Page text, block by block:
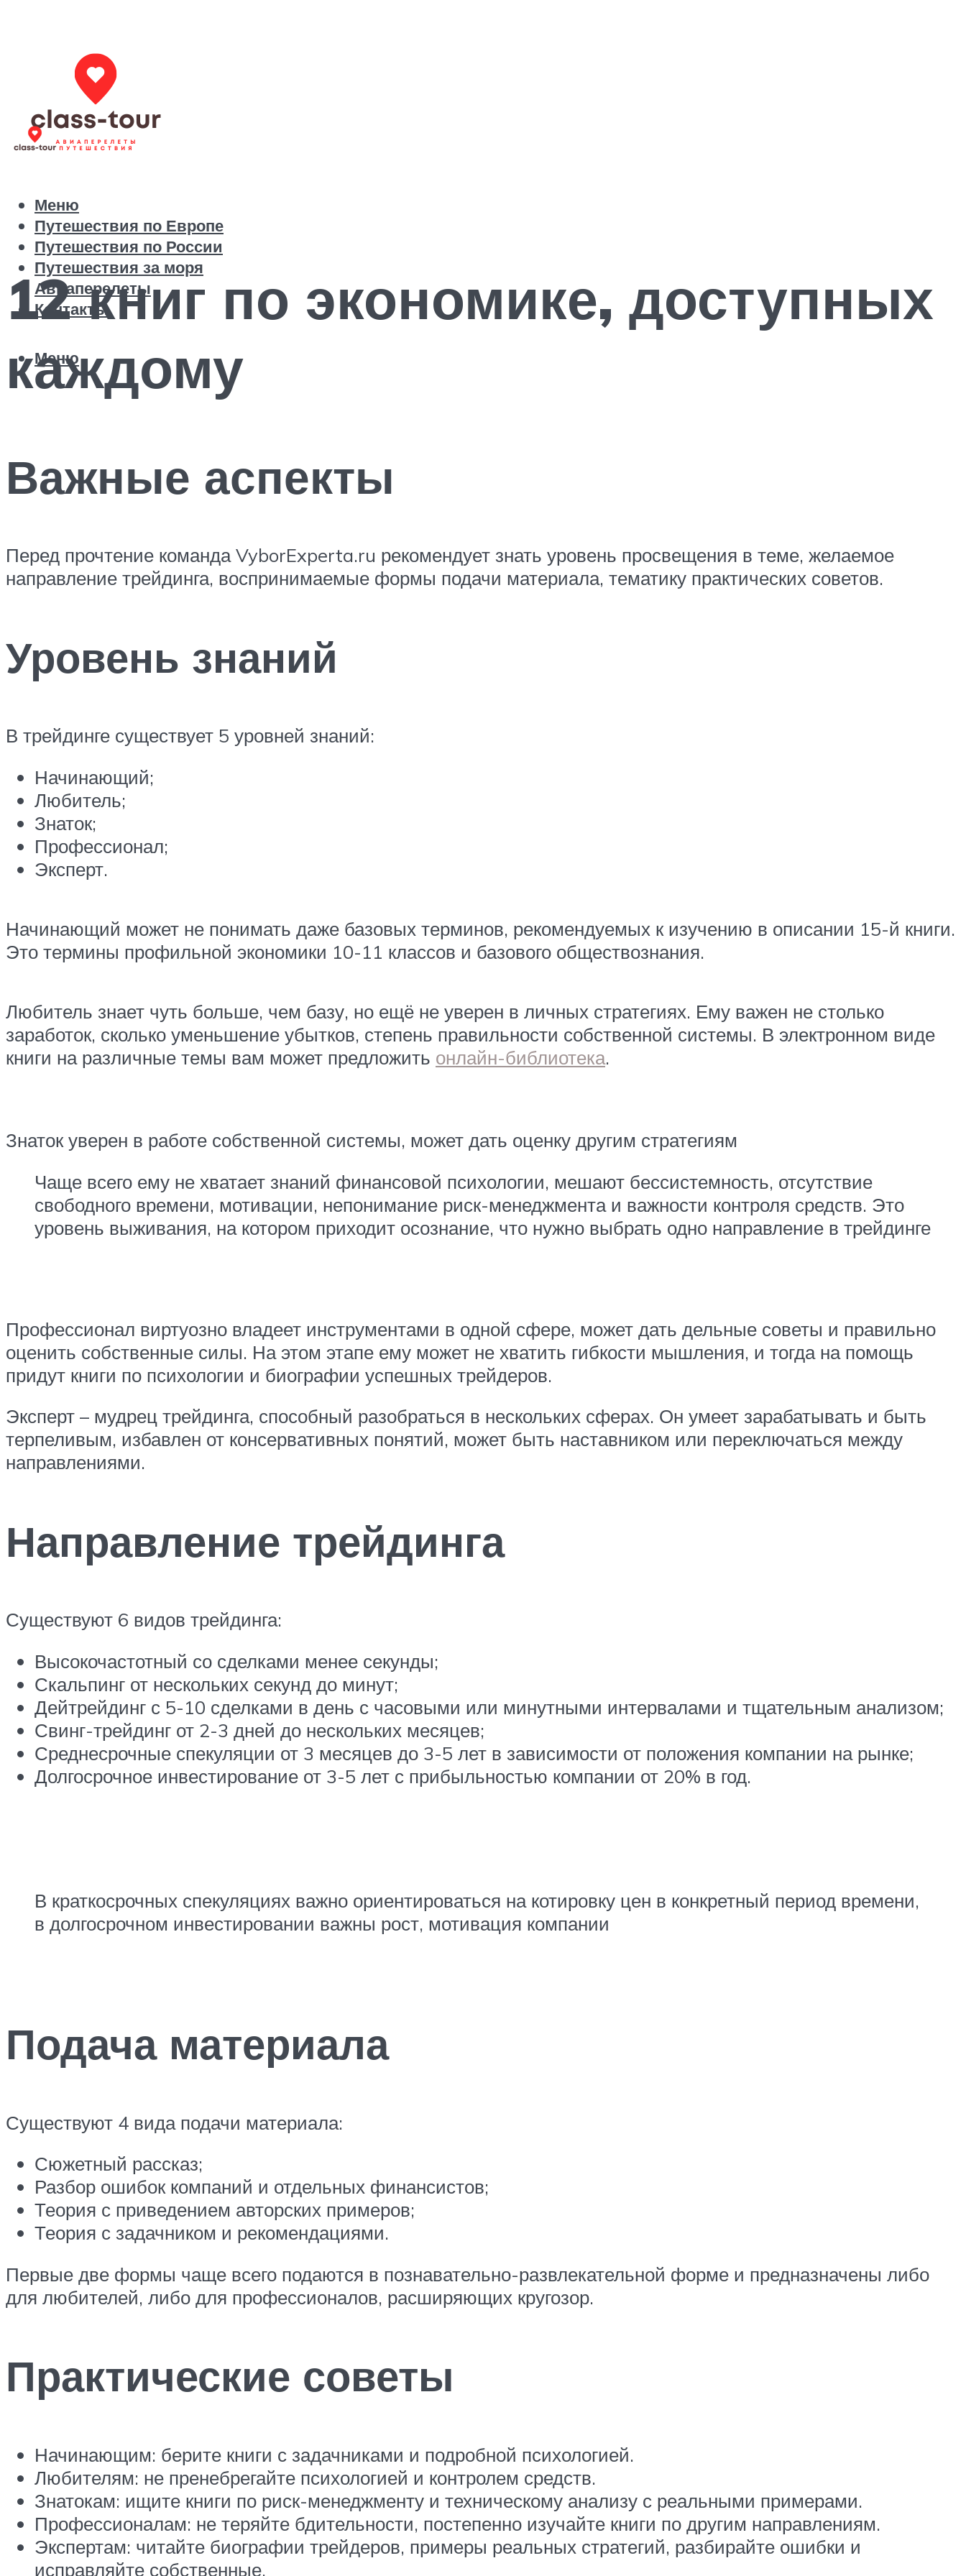
Путешествия по Европе
Путешествия по России
Путешествия за моря
Авиаперелеты
Контакты
Меню
Меню
12 книг по экономике, доступных
каждому
Важные аспекты
Перед прочтение команда VyborExperta.ru рекомендует знать уровень просвещения в теме, желаемое
направление трейдинга, воспринимаемые формы подачи материала, тематику практических советов.
Уровень знаний
В трейдинге существует 5 уровней знаний:
Начинающий;
Любитель;
Знаток;
Профессионал;
Эксперт.
Начинающий может не понимать даже базовых терминов, рекомендуемых к изучению в описании 15-й книги.
Это термины профильной экономики 10-11 классов и базового обществознания.
Любитель знает чуть больше, чем базу, но ещё не уверен в личных стратегиях. Ему важен не столько
заработок, сколько уменьшение убытков, степень правильности собственной системы. В электронном виде
книги на различные темы вам может предложить онлайн-библиотека.
Знаток уверен в работе собственной системы, может дать оценку другим стратегиям
Чаще всего ему не хватает знаний финансовой психологии, мешают бессистемность, отсутствие
свободного времени, мотивации, непонимание риск-менеджмента и важности контроля средств. Это
уровень выживания, на котором приходит осознание, что нужно выбрать одно направление в трейдинге
Профессионал виртуозно владеет инструментами в одной сфере, может дать дельные советы и правильно
оценить собственные силы. На этом этапе ему может не хватить гибкости мышления, и тогда на помощь
придут книги по психологии и биографии успешных трейдеров.
Эксперт – мудрец трейдинга, способный разобраться в нескольких сферах. Он умеет зарабатывать и быть
терпеливым, избавлен от консервативных понятий, может быть наставником или переключаться между
направлениями.
Направление трейдинга
Существуют 6 видов трейдинга:
Высокочастотный со сделками менее секунды;
Скальпинг от нескольких секунд до минут;
Дейтрейдинг с 5-10 сделками в день с часовыми или минутными интервалами и тщательным анализом;
Свинг-трейдинг от 2-3 дней до нескольких месяцев;
Среднесрочные спекуляции от 3 месяцев до 3-5 лет в зависимости от положения компании на рынке;
Долгосрочное инвестирование от 3-5 лет с прибыльностью компании от 20% в год.
В краткосрочных спекуляциях важно ориентироваться на котировку цен в конкретный период времени,
в долгосрочном инвестировании важны рост, мотивация компании
Подача материала
Существуют 4 вида подачи материала:
Сюжетный рассказ;
Разбор ошибок компаний и отдельных финансистов;
Теория с приведением авторских примеров;
Теория с задачником и рекомендациями.
Первые две формы чаще всего подаются в познавательно-развлекательной форме и предназначены либо
для любителей, либо для профессионалов, расширяющих кругозор.
Практические советы
Начинающим: берите книги с задачниками и подробной психологией.
Любителям: не пренебрегайте психологией и контролем средств.
Знатокам: ищите книги по риск-менеджменту и техническому анализу с реальными примерами.
Профессионалам: не теряйте бдительности, постепенно изучайте книги по другим направлениям.
Экспертам: читайте биографии трейдеров, примеры реальных стратегий, разбирайте ошибки и
исправляйте собственные.